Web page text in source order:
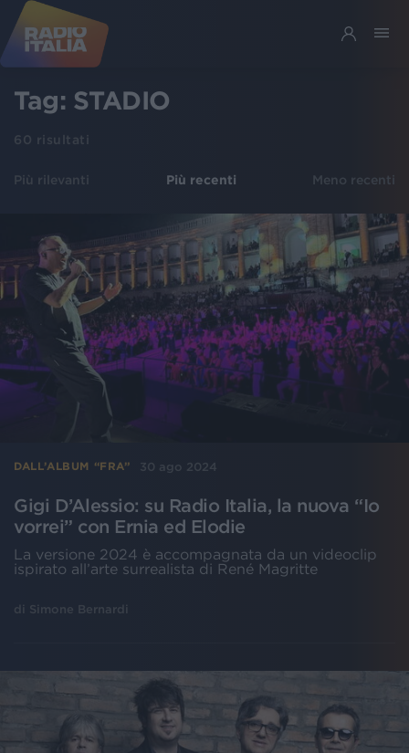
Tag: STADIO
60 risultati
Più rilevanti Più recenti Meno recenti
DALL’ALBUM “FRA” 30 ago 2024
Gigi D’Alessio: su Radio Italia, la nuova “Io
vorrei” con Ernia ed Elodie
La versione 2024 è accompagnata da un videoclip
ispirato all’arte surrealista di René Magritte
di Simone Bernardi